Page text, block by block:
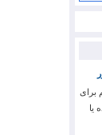
برای
یا